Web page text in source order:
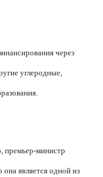
через
углеродные,
премьер-министр
является одной из